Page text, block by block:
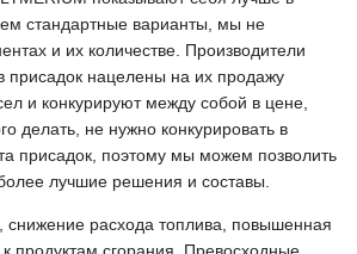
стандартные варианты, мы не
и их количестве. Производители
присадок нацелены на их продажу
и конкурируют между собой в цене,
делать, не нужно конкурировать в
присадок, поэтому мы можем позволить
лучшие решения и составы.
расхода топлива, повышенная